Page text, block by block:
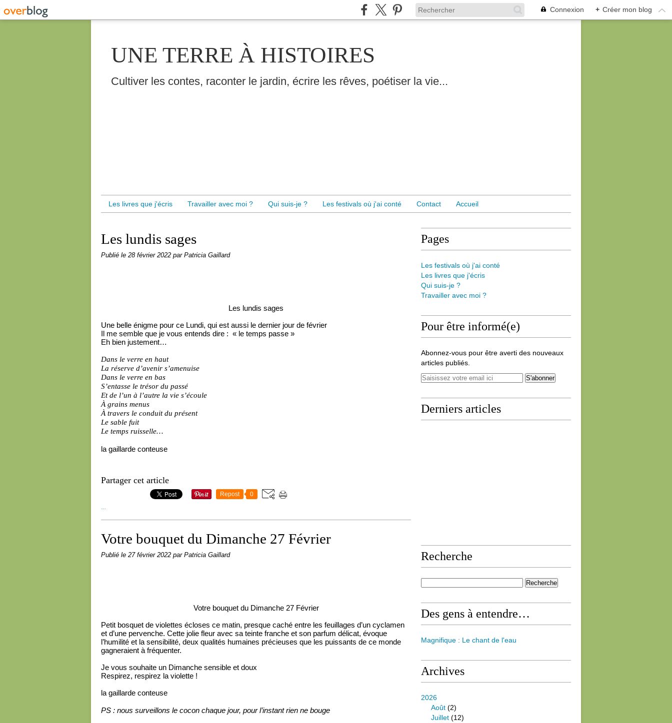
Connexion + Créer mon blog
UNE TERRE À HISTOIRES
Cultiver les contes, raconter le jardin, écrire les rêves, poétiser la vie...
Les livres que j'écris Travailler avec moi ? Qui suis-je ? Les festivals où j'ai conté Contact Accueil
Les lundis sages
Publié le 28 février 2022 par Patricia Gaillard
Les lundis sages
Une belle énigme pour ce Lundi, qui est aussi le dernier jour de février
Il me semble que je vous entends dire : « le temps passe »
Eh bien justement…
Dans le verre en haut
La réserve d’avenir s’amenuise
Dans le verre en bas
S’entasse le trésor du passé
Et de l’un à l’autre la vie s’écoule
À grains menus
À travers le conduit du présent
Le sable fuit
Le temps ruisselle…
la gaillarde conteuse
Partager cet article
Repost 0
Votre bouquet du Dimanche 27 Février
Publié le 27 février 2022 par Patricia Gaillard
Votre bouquet du Dimanche 27 Février
Petit bosquet de violettes écloses ce matin, presque caché entre les feuillages d’un cyclamen
et d’une pervenche. Cette jolie fleur avec sa teinte franche et son parfum délicat, évoque
l’humilité et la sensibilité, deux qualités humaines précieuses que les puissants de ce monde
gagneraient à fréquenter.
Je vous souhaite un Dimanche sensible et doux
Respirez, respirez la violette !
la gaillarde conteuse
PS : nous surveillons le cocon chaque jour, pour l’instant rien ne bouge
Pages
Les festivals où j'ai conté
Les livres que j'écris
Qui suis-je ?
Travailler avec moi ?
Pour être informé(e)
Abonnez-vous pour être averti des nouveaux
articles publiés.
Derniers articles
Recherche
Des gens à entendre…
Magnifique : Le chant de l'eau
Archives
2026
Août (2)
Juillet (12)